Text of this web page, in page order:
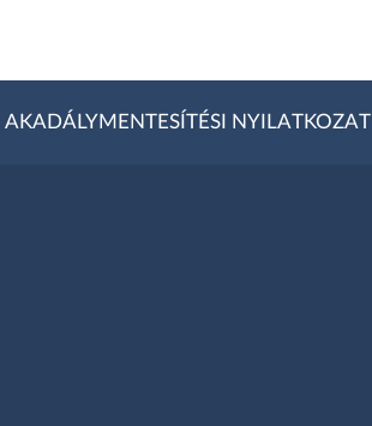
AKADÁLYMENTESÍTÉSI NYILATKOZAT